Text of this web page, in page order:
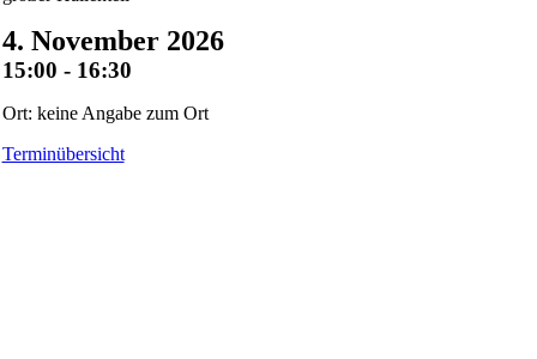
4. November 2026
15:00 - 16:30
Ort: keine Angabe zum Ort
Terminübersicht